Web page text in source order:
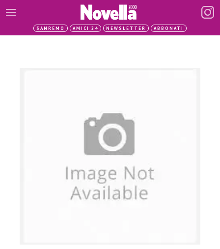
SANREMO AMICI 24 NEWSLETTER ABBONATI